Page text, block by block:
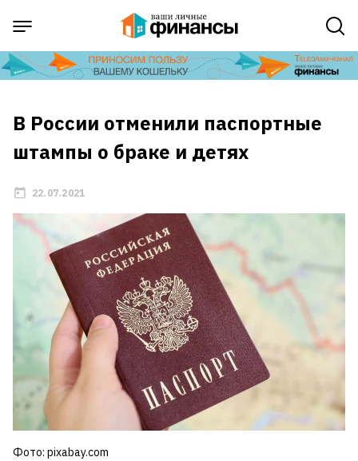
В России отменили паспортные
штампы о браке и детях
22.07.2021
Фото: pixabay.com